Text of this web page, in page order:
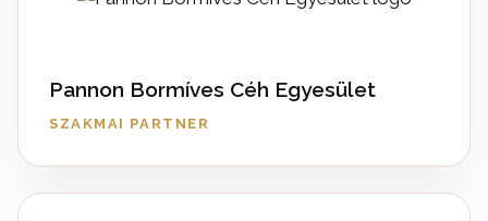
Pannon Bormíves Céh Egyesület
SZAKMAI PARTNER